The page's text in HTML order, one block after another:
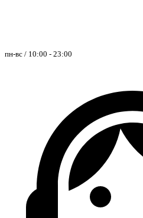
пн-вс / 10:00 - 23:00